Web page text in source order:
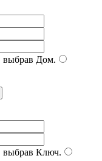
выбрав Дом.
выбрав Ключ.